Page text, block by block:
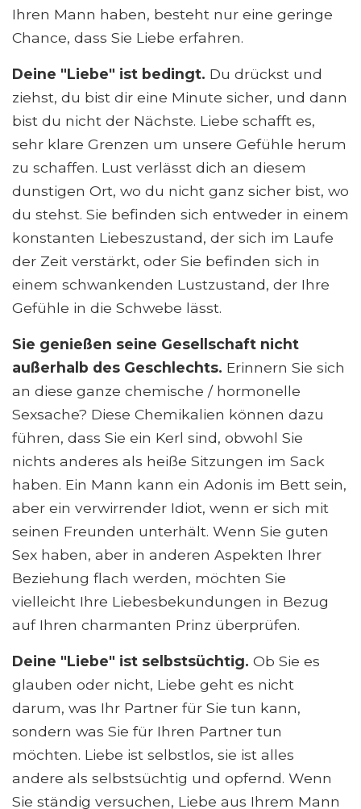
Ihren Mann haben, besteht nur eine geringe
Chance, dass Sie Liebe erfahren.
Deine "Liebe" ist bedingt. Du drückst und
ziehst, du bist dir eine Minute sicher, und dann
bist du nicht der Nächste. Liebe schafft es,
sehr klare Grenzen um unsere Gefühle herum
zu schaffen. Lust verlässt dich an diesem
dunstigen Ort, wo du nicht ganz sicher bist, wo
du stehst. Sie befinden sich entweder in einem
konstanten Liebeszustand, der sich im Laufe
der Zeit verstärkt, oder Sie befinden sich in
einem schwankenden Lustzustand, der Ihre
Gefühle in die Schwebe lässt.
Sie genießen seine Gesellschaft nicht
außerhalb des Geschlechts. Erinnern Sie sich
an diese ganze chemische / hormonelle
Sexsache? Diese Chemikalien können dazu
führen, dass Sie ein Kerl sind, obwohl Sie
nichts anderes als heiße Sitzungen im Sack
haben. Ein Mann kann ein Adonis im Bett sein,
aber ein verwirrender Idiot, wenn er sich mit
seinen Freunden unterhält. Wenn Sie guten
Sex haben, aber in anderen Aspekten Ihrer
Beziehung flach werden, möchten Sie
vielleicht Ihre Liebesbekundungen in Bezug
auf Ihren charmanten Prinz überprüfen.
Deine "Liebe" ist selbstsüchtig. Ob Sie es
glauben oder nicht, Liebe geht es nicht
darum, was Ihr Partner für Sie tun kann,
sondern was Sie für Ihren Partner tun
möchten. Liebe ist selbstlos, sie ist alles
andere als selbstsüchtig und opfernd. Wenn
Sie ständig versuchen, Liebe aus Ihrem Mann